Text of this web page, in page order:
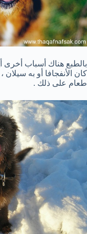
بالطبع هناك أسباب أخرى
كان الأنفجافا أو به سيلان ،
طعام على ذلك .